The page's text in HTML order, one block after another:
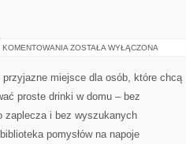
KULTURA
ZOSTAŁA WYŁĄCZONA
przyjazne miejsce dla osób, które chcą
proste drinki w domu – bez
zaplecza i bez wyszukanych
pomysłów na napoje